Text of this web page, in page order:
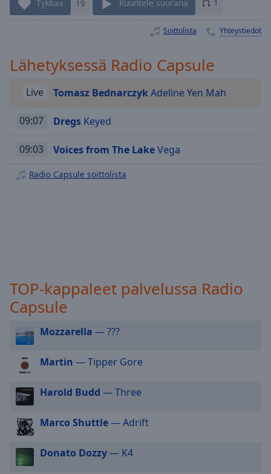
behind
liveLIVE
Playback
Chapters
Descriptions
settings,
subtitles
settings
dialog
off
Audio
Picture-
Picture
Fullscreen
Tykkää 19 Kuuntele suorana 1
Soittolista Yhteystiedot
Lähetyksessä Radio Capsule
Live Tomasz BednarczykAdeline Yen Mah
09:07 Dregs Keyed
09:03 Voices from The LakeVega
Radio Capsule soittolista
TOP-kappaleet palvelussa Radio
Capsule
Mozzarella — ???
Martin — Tipper Gore
Harold Budd — Three
Marco Shuttle— Adrift
Donato Dozzy— K4